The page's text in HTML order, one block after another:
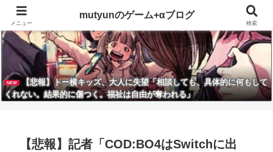
NEW
【悲報】トー横キッズ、大人に失望「相談しても、具体的に何もして
くれない。結果的に傷つく。福祉は自由が奪われる」
【悲報】記者「COD:BO4はSwitchに出
メニュー
mutyunのゲーム+αブログ
検索